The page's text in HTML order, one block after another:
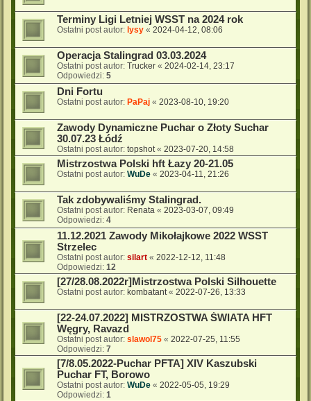
Terminy Ligi Letniej WSST na 2024 rok
Ostatni post autor: lysy « 2024-04-12, 08:06
Operacja Stalingrad 03.03.2024
Ostatni post autor: Trucker « 2024-02-14, 23:17
Odpowiedzi: 5
Dni Fortu
Ostatni post autor: PaPaj « 2023-08-10, 19:20
Zawody Dynamiczne Puchar o Złoty Suchar
30.07.23 Łódź
Ostatni post autor: topshot« 2023-07-20, 14:58
Mistrzostwa Polski hft Łazy 20-21.05
Ostatni post autor: WuDe « 2023-04-11, 21:26
Tak zdobywaliśmy Stalingrad.
Ostatni post autor: Renata « 2023-03-07, 09:49
Odpowiedzi: 4
11.12.2021 Zawody Mikołajkowe 2022 WSST
Strzelec
Ostatni post autor: silart « 2022-12-12, 11:48
Odpowiedzi: 12
[27/28.08.2022r]Mistrzostwa Polski Silhouette
Ostatni post autor: kombatant« 2022-07-26, 13:33
[22-24.07.2022] MISTRZOSTWA ŚWIATA HFT
Węgry, Ravazd
Ostatni post autor: slawol75 « 2022-07-25, 11:55
Odpowiedzi: 7
[7/8.05.2022-Puchar PFTA] XIV Kaszubski
Puchar FT, Borowo
Ostatni post autor: WuDe « 2022-05-05, 19:29
Odpowiedzi: 1